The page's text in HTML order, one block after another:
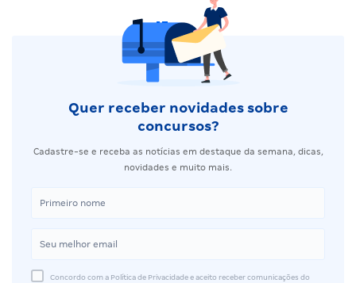
Quer receber novidades sobre
concursos?
Cadastre-se e receba as notícias em destaque da semana, dicas,
novidades e muito mais.
Concordo com a Política de Privacidade e aceito receber comunicações do